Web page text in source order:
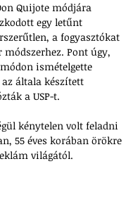
Quijote módjára
egy letűnt
a fogyasztókat
Pont úgy,
ismételgette
általa készített
a USP-t.
kénytelen volt feladni
55 éves korában örökre
világától.